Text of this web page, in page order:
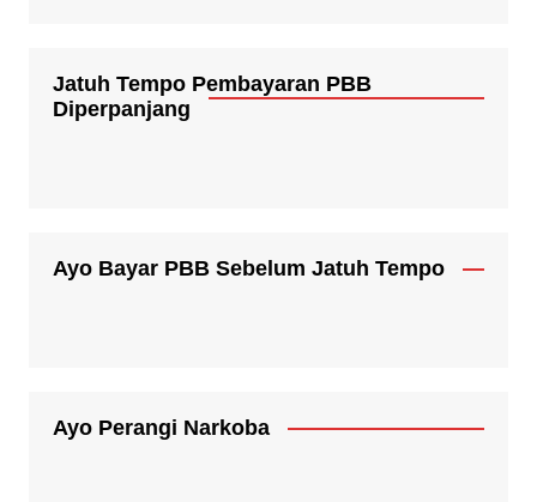
Jatuh Tempo Pembayaran PBB
Diperpanjang
Ayo Bayar PBB Sebelum Jatuh Tempo
Ayo Perangi Narkoba